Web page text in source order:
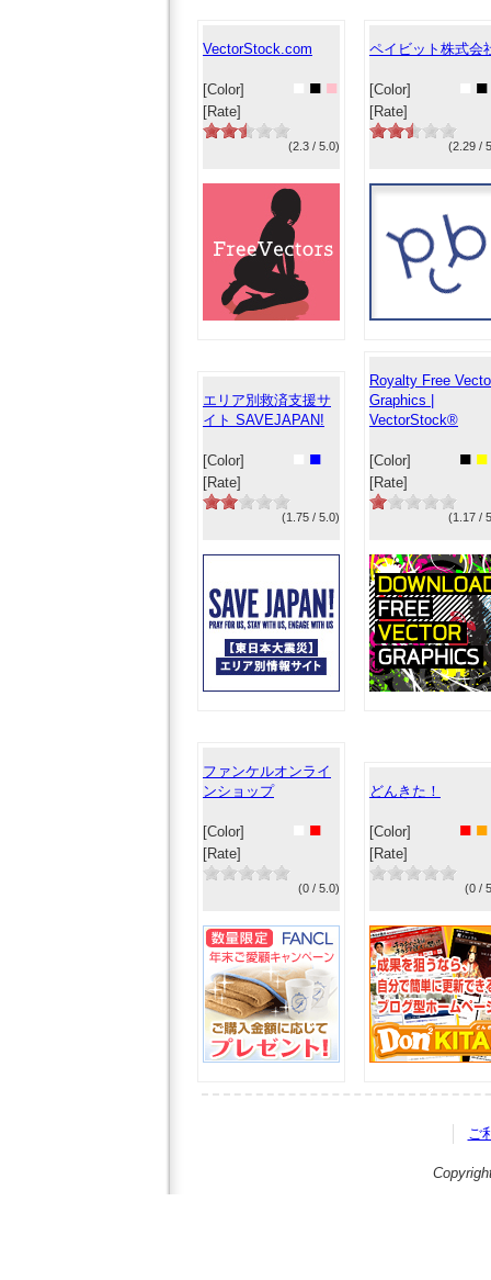
VectorStock.com
[Color] ■ ■
[Rate]
(2.3 / 5.0)
ペイビット株式会
[Color] ■
[Rate]
(2.29 /
エリア別救済支援サ
イト SAVEJAPAN!
[Color] ■
[Rate]
(1.75 / 5.0)
Royalty Free
Graphics |
VectorStock®
[Color] ■ ■
[Rate]
(1.17 /
ファンケルオンライ
ンショップ
[Color] ■
[Rate]
(0 / 5.0)
どんきた！
[Color] ■ ■
[Rate]
(0 /
ご